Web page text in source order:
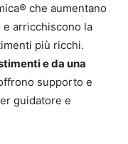
che aumentano
arricchiscono la
più ricchi.
e da una
supporto e
guidatore e